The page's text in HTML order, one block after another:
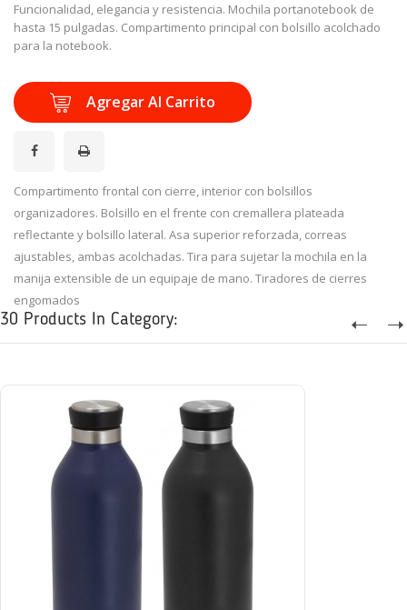
Funcionalidad, elegancia y resistencia. Mochila portanotebook de
hasta 15 pulgadas. Compartimento principal con bolsillo acolchado
para la notebook.
Agregar Al Carrito
Compartimento frontal con cierre, interior con bolsillos
organizadores. Bolsillo en el frente con cremallera plateada
reflectante y bolsillo lateral. Asa superior reforzada, correas
ajustables, ambas acolchadas. Tira para sujetar la mochila en la
manija extensible de un equipaje de mano. Tiradores de cierres
engomados
30 Products In Category: